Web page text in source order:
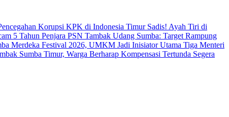
Korupsi KPK di Indonesia Timur Sadis! Ayah Tiri di
5 Tahun Penjara PSN Tambak Udang Sumba: Target Rampung
Merdeka Festival 2026, UMKM Jadi Inisiator Utama Tiga Menteri
Sumba Timur, Warga Berharap Kompensasi Tertunda Segera